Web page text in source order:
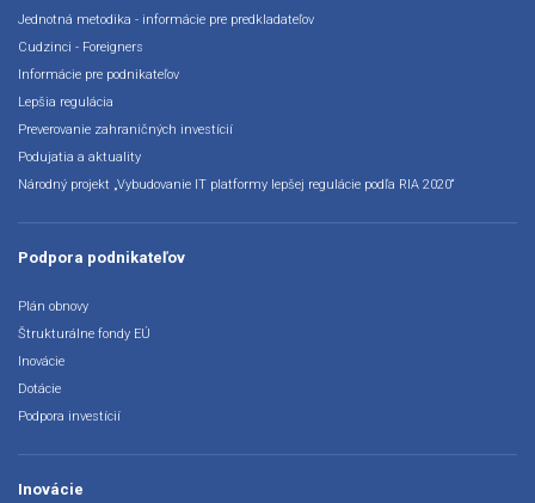
Jednotná metodika - informácie pre predkladateľov
Cudzinci - Foreigners
Informácie pre podnikateľov
Lepšia regulácia
Preverovanie zahraničných investícií
Podujatia a aktuality
Národný projekt „Vybudovanie IT platformy lepšej regulácie podľa RIA 2020“
Podpora podnikateľov
Plán obnovy
Štrukturálne fondy EÚ
Inovácie
Dotácie
Podpora investícií
Inovácie